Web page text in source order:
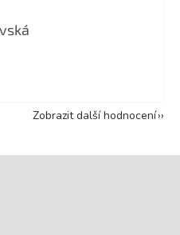
je 5 z 5 hvězdiček.
Zobrazit další hodnocení